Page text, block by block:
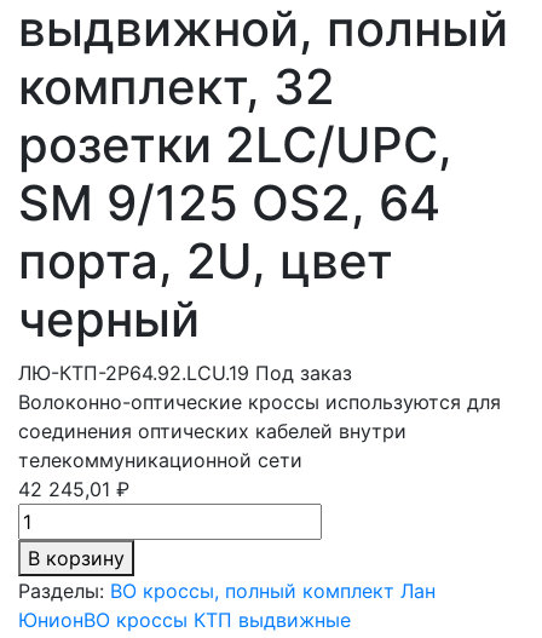
выдвижной, полный
комплект, 32
розетки 2LC/UPC,
SM 9/125 OS2, 64
порта, 2U, цвет
черный
ЛЮ-КТП-2Р64.92.LCU.19 Под заказ
Волоконно-оптические кроссы используются для
соединения оптических кабелей внутри
телекоммуникационной сети
42 245,01 ₽
В корзину
Разделы: ВО кроссы, полный комплект Лан
ЮнионВО кроссы КТП выдвижные